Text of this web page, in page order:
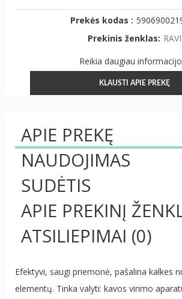
Prekės kodas :
Prekinis ženklas: RAVI
Reikia daugiau
KLAUSTI APIE PREKĘ
APIE PREKĘ
NAUDOJIMAS
SUDĖTIS
APIE PREKINĮ
ATSILIEPIMAI (0)
Efektyvi, saugi priemonė, pašalina kalkes
elementų. Tinka valyti: kavos virimo